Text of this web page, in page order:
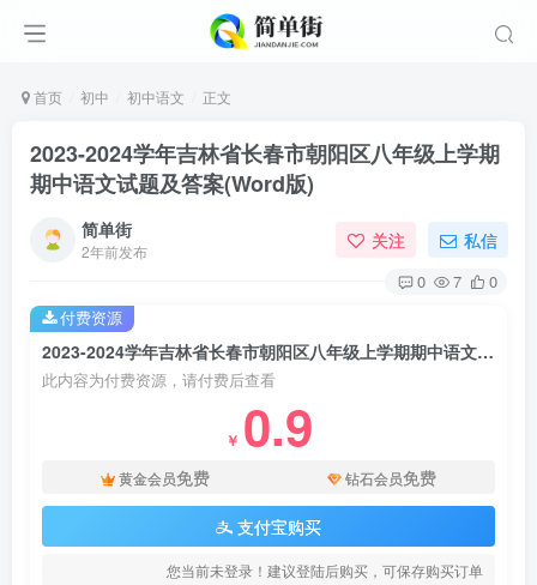
首页 初中 初中语文 正文
2023-2024学年吉林省长春市朝阳区八年级上学期
期中语文试题及答案(Word版)
简单街
2年前发布 关注 私信
0 7 0
2023-2024学年吉林省长春市朝阳区八年级上学期期中语文试题及答案(Word版)
此内容为付费资源，请付费后查看
￥ 0.9
黄金会员免费 钻石会员免费
支付宝购买
您当前未登录！建议登陆后购买，可保存购买订单
付费资源